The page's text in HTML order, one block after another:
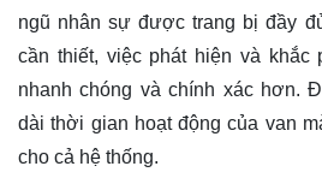
ngũ nhân sự được trang bị đầy
cần thiết, việc phát hiện và
nhanh chóng và chính xác hơn.
dài thời gian hoạt động của van
cho cả hệ thống.